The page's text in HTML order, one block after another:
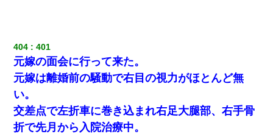
父親がくも膜下出血で突然ﾀﾋ。→母の貯金が0なことが判明。→母
「私を家に置いてほしい、どうか見捨てないで(土下座」俺・嫁
「…」
ワイ144kg彼女98kgデブカップル、1年間毎日行為しまくった結
果
404 401
元嫁の面会に行って来た。
元嫁は離婚前の騒動で右目の視力がほとんど無
い。
交差点で左折車に巻き込まれ右足大腿部、右手骨
折で先月から入院治療中。